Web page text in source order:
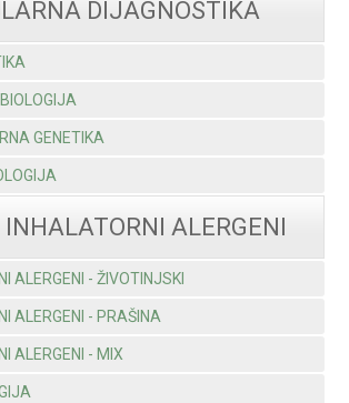
DIJAGNOSTIKA
GENETIKA
INHALATORNI ALERGENI
ALERGENI - ŽIVOTINJSKI
ALERGENI - PRAŠINA
ALERGENI - MIX